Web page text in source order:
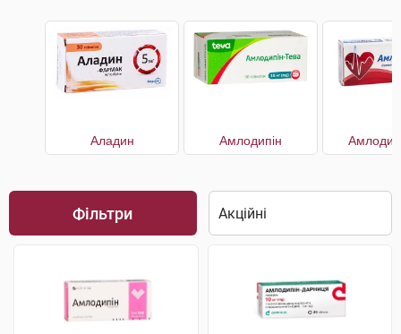
Аладин Амлодипін
Фільтри